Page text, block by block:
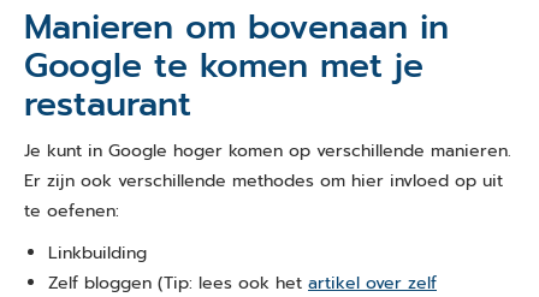
Manieren om bovenaan in
Google te komen met je
restaurant
Je kunt in Google hoger komen op verschillende manieren.
Er zijn ook verschillende methodes om hier invloed op uit
te oefenen:
Linkbuilding
Zelf bloggen (Tip: lees ook het artikel over zelf